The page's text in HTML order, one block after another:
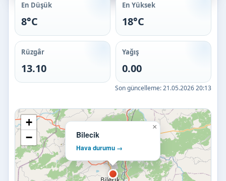
En Düşük
8°C
En Yüksek
18°C
Rüzgâr
13.10
Yağış
0.00
Son güncelleme:21.05.2026 20:13
Bilecik
Hava durumu →
×
+
−